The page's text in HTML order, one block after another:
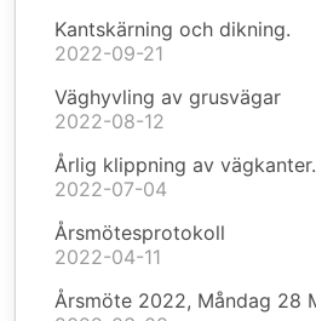
Kantskärning och dikning.
2022-09-21
Väghyvling av grusvägar
2022-08-12
Årlig klippning av vägkanter.
2022-07-04
Årsmötesprotokoll
2022-04-11